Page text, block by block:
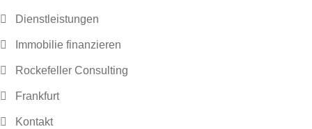
Dienstleistungen
Immobilie finanzieren
Rockefeller Consulting
Frankfurt
Kontakt